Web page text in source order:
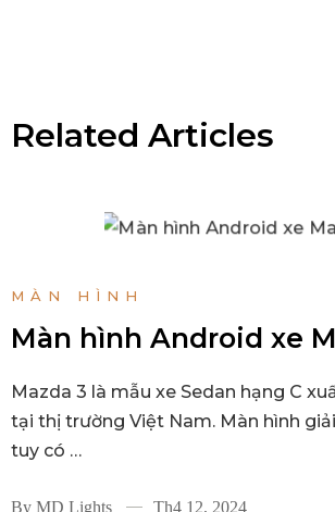
Related Articles
MÀN HÌNH
Màn hình Android xe
Mazda 3 là mẫu xe Sedan hạng C
tại thị trường Việt Nam. Màn hình
tuy có …
By MD Lights Th4 12, 2024